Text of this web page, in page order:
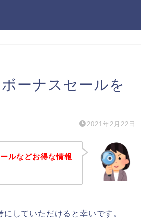
ーナスセールを
2021年2月22日
ルなどお得な情報
していただけると幸いです。